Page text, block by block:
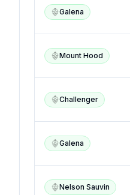
Galena
Mount Hood
Challenger
Galena
Nelson Sauvin